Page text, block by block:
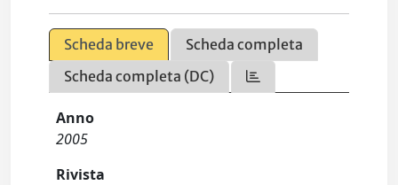
Scheda breve
Scheda completa
Scheda completa (DC)
Anno
2005
Rivista